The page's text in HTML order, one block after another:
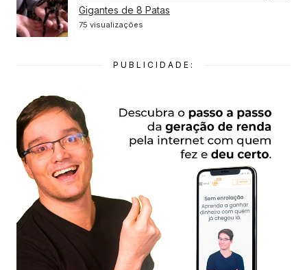
Gigantes de 8 Patas
75 visualizações
PUBLICIDADE: